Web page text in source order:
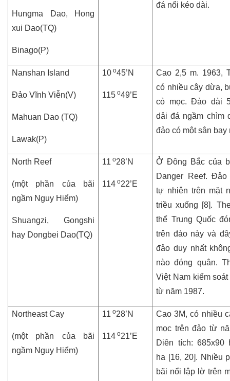
Hungma Dao, Hong
xui Dao(TQ)
Binago(P)
đá nổi kéo dài.
Nanshan Island
Đảo Vĩnh Viễn(V)
Mahuan Dao (TQ)
Lawak(P)
10 o45’N
115 o49’E
Cao 2,5 m. 1963,
có nhiều cây dừa,
cỏ mọc. Đảo dài
dải đá ngầm chìm
đảo có một sân bay
North Reef
(một phần của bãi
ngầm Nguy Hiểm)
Shuangzi, Gongshi
hay Dongbei Dao(TQ)
11 o28’N
114 o22’E
Ở Đông Bắc của
Danger Reef.
tự nhiên trên mặt
triều xuống [8].
thể Trung Quốc
trên đảo này và
đảo duy nhất
nào đóng quân.
Việt Nam kiểm
từ năm 1987.
Northeast Cay
(một phần của bãi
ngầm Nguy Hiểm)
11 o28’N
114 o21’E
Cao 3M, có nhiều
mọc trên đảo từ
Diên tích: 685x90
ha [16, 20]. Nhiều
bãi nổi lập lờ trên